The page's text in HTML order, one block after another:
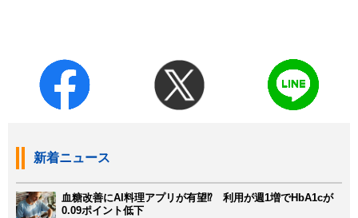
新着ニュース
血糖改善にAI料理アプリが有望⁉ 利用が週1増でHbA1cが
0.09ポイント低下